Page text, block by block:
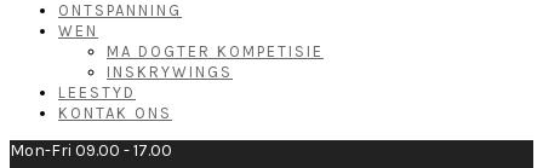
ONTSPANNING
WEN
MA DOGTER KOMPETISIE
INSKRYWINGS
LEESTYD
KONTAK ONS
Mon-Fri 09.00 - 17.00